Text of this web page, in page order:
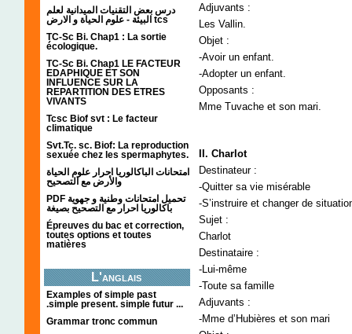
درس بعض التقنيات الميدانية لعلم
البيئة - علوم الحياة و الارض tcs
TC-Sc Bi. Chap1 : La sortie
écologique.
TC-Sc Bi. Chap1 LE FACTEUR
EDAPHIQUE ET SON
INFLUENCE SUR LA
REPARTITION DES ETRES
VIVANTS
Tcsc Biof svt : Le facteur
climatique
Svt.Tc. sc. Biof: La reproduction
sexuée chez les spermaphytes.
امتحانات الباكالوريا احرار علوم الحياة
والأرض مع التصحيح
PDF تحميل امتحانات وطنية و جهوية
باكالوريا احرار مع التصحيح بصيغة
Épreuves du bac et correction,
toutes options et toutes
matières
L'anglais
Examples of simple past
.simple present. simple futur ...
Grammar tronc commun
Adjuvants :
Les Vallin.
Objet :
-Avoir un enfant.
-Adopter un enfant.
Opposants :
Mme Tuvache et son mari.
II. Charlot
Destinateur :
-Quitter sa vie misérable
-S’instruire et changer de
Sujet :
Charlot
Destinataire :
-Lui-même
-Toute sa famille
Adjuvants :
-Mme d’Hubières et son mari